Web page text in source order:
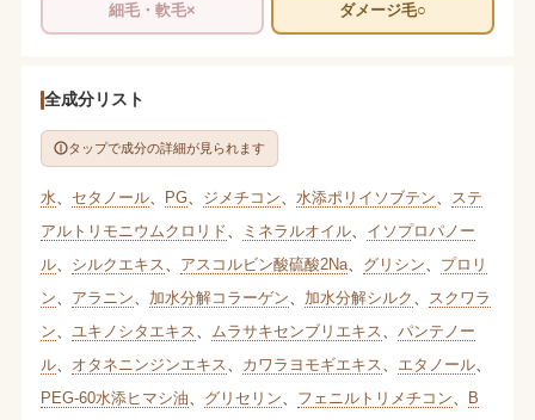
細毛・軟毛× ダメージ毛○
全成分リスト
タップで成分の詳細が見られます
水 セタノール、 PG、 ジメチコン 水添ポリイソブテン
ステ
アルトリモニウムクロリド
ミネラルオイル、 イソプロパノー
ル、 シルクエキス アスコルビン酸硫酸2Na、 グリシン
プロリ
ン
アラニン 加水分解コラーゲン 加水分解シルク
スクワラ
ン
ユキノシタエキス ムラサキセンブリエキス
パンテノー
ル、 オタネニンジンエキス カワラヨモギエキス エタノール、
PEG-60水添ヒマシ油
グリセリン フェニルトリメチコン
B